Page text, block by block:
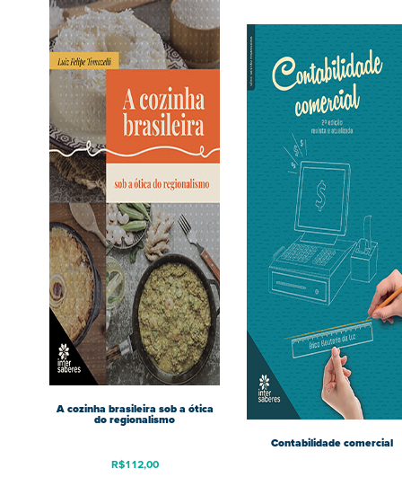
A cozinha brasileira sob a ótica
do regionalismo
R$112,00
Contabilidade comercial